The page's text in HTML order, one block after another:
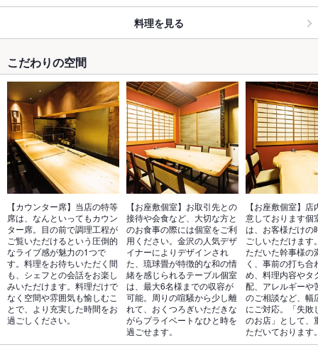
料理を見る
こだわりの空間
【カウンター席】当店の特等
席は、なんといってもカウン
ター席。目の前で調理工程が
ご覧いただけるという圧倒的
なライブ感が魅力の1つで
す。料理をお待ちいただく間
も、シェフとの会話をお楽し
みいただけます。料理だけで
なく空間や雰囲気も愉しむこ
とで、より充実した時間をお
過ごしください。
【お座敷個室】お取引先との
接待や会食など、大切な方と
のお食事の際には個室をご利
用ください。金沢の人気デザ
イナーによりデザインされ
た、琉球畳が特徴的な和の情
緒を感じられるテーブル個室
は、最大6名様までの収容が
可能。周りの喧騒から少し離
れて、おくつろぎいただきな
がらプライベートなひと時を
過ごせます。
【お座敷個室】
意しております個
は、お客様だけの
ごしいただけます
ただいた幹事様の
く、事前の打ち合
め、料理内容やタ
配、アレルギーや
のご相談など、幅
にご対応。「失敗
のお店」として、
ただいております